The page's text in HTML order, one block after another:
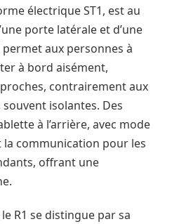
électrique ST1, est au
porte latérale et d’une
aux personnes à
à bord aisément,
contrairement aux
isolantes. Des
à l’arrière, avec mode
communication pour les
offrant une
R1 se distingue par sa